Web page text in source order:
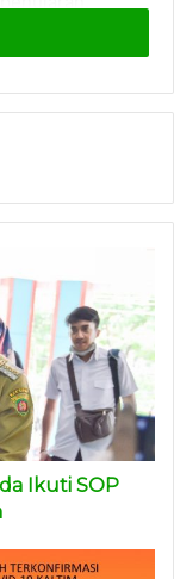
sebagian lagi
lokal di wilayah
ditingkatkan,
perlu dianalisa
diperhatikan,”
19, dia juga
Seluruh
Utara.
sebanyak 3
Kasus
16 wanita
19 laki-laki
Ikuti SOP